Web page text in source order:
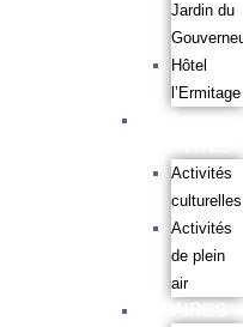
Jardin du
Hôtel
l’Ermitage
Activités
culturelles
Activités
de plein
air
AFFAIRES